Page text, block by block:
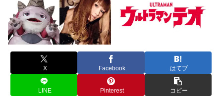
X Facebook はてブ
LINE Pinterest コピー